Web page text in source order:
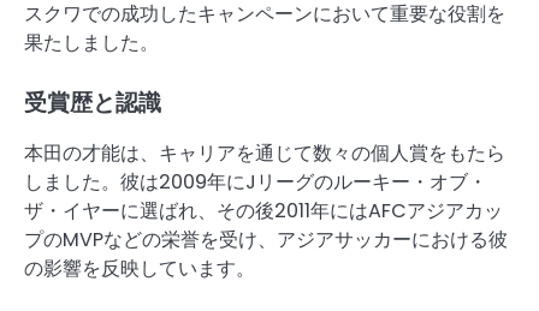
スクワでの成功したキャンペーンにおいて重要な役割を
果たしました。
受賞歴と認識
本田の才能は、キャリアを通じて数々の個人賞をもたら
しました。彼は2009年にJリーグのルーキー・オブ・
ザ・イヤーに選ばれ、その後2011年にはAFCアジアカッ
プのMVPなどの栄誉を受け、アジアサッカーにおける彼
の影響を反映しています。